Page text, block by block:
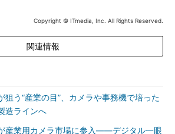
Copyright © ITmedia, Inc. All Rights Reserved.
関連情報
狙う“産業の目”、カメラや事務機で培った
造ラインへ
産業用カメラ市場に参入――デジタル一眼